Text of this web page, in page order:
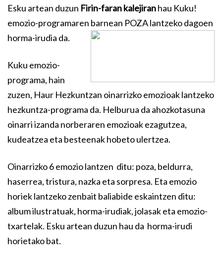
Esku artean duzun Firin-faran kalejiranhau Kuku!
emozio-programaren barnean POZA lantzeko dagoen
horma-irudia da.
Kuku emozio-
programa, hain
zuzen, Haur Hezkuntzan oinarrizko emozioak lantzeko
hezkuntza-programa da. Helburua da ahozkotasuna
oinarri izanda norberaren emozioak ezagutzea,
kudeatzea eta besteenak hobeto ulertzea.
Oinarrizko 6 emozio lantzen ditu: poza, beldurra,
haserrea, tristura, nazka eta sorpresa. Eta emozio
horiek lantzeko zenbait baliabide eskaintzen ditu:
album ilustratuak, horma-irudiak, jolasak eta emozio-
txartelak. Esku artean duzun hau da horma-irudi
horietako bat.